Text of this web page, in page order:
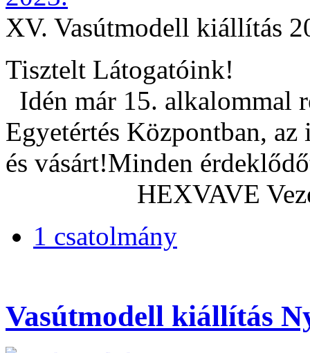
XV. Vasútmodell kiállítás
Tisztelt
Idén már 15. alkalommal
Egyetértés Központban,
és vásárt!Minden
HEXVAVE
1 csatolmány
Vasútmodell kiállítás